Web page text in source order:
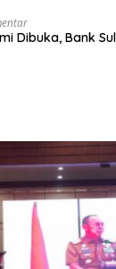
Dibuka, Bank